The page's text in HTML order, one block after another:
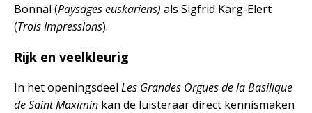
Bonnal (Paysages euskariens) als Sigfrid Karg-Elert
(Trois Impressions).
Rijk en veelkleurig
In het openingsdeel Les Grandes Orgues de la Basilique
de Saint Maximin kan de luisteraar direct kennismaken